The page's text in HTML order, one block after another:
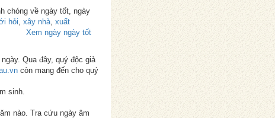
chóng về ngày tốt, ngày
hỏi xây nhà xuất
Xem ngày ngày tốt
Qua đây, quý độc giả
còn mang đến cho quý
sinh.
nào. Tra cứu ngày âm